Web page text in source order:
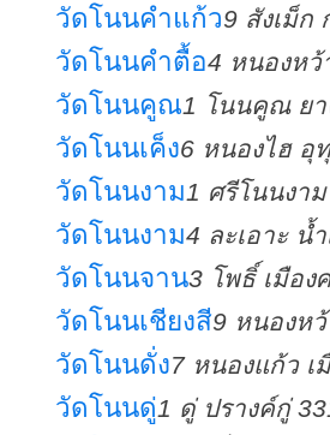
วัดโนนคำแก้ว9 สังเม็ก
วัดโนนคำตื้อ4 หนองหว้
วัดโนนคูณ1 โนนคูณ ยา
วัดโนนเค็ง6 หนองไฮ อุ
วัดโนนงาม1 ศรีโนนงา
วัดโนนงาม4 ละเอาะ น้
วัดโนนจาน3 โพธิ์ เมือง
วัดโนนเชียงสี9 หนองห
วัดโนนดั่ง7 หนองแก้ว เ
วัดโนนดู่1 ดู่ ปรางค์กู่